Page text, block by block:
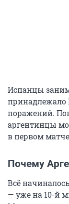
Испанцы
принадлежало
поражений.
аргентинцы
в первом
Почему
Всё
— уже на 10-й